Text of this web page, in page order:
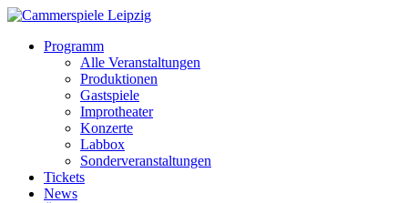
Programm
Alle Veranstaltungen
Produktionen
Gastspiele
Improtheater
Konzerte
Labbox
Sonderveranstaltungen
Tickets
News